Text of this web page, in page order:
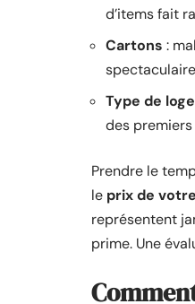
d’items fait
Cartons :
Type de
des
Prendre le
le prix de
représentent
prime. Une